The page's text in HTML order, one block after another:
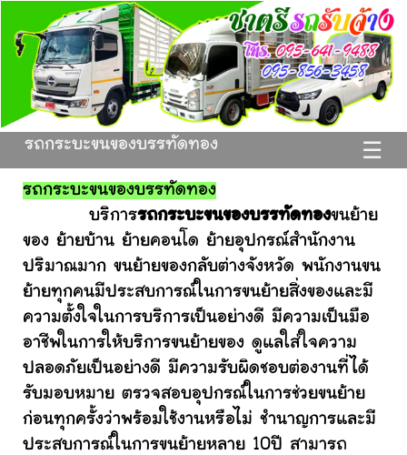
☰
รถกระบะขนของบรรทัดทอง
รถกระบะขนของบรรทัดทอง
บริการรถกระบะขนของบรรทัดทองขนย้าย
ของ ย้ายบ้าน ย้ายคอนโด ย้ายอุปกรณ์สำนักงาน
ปริมาณมาก ขนย้ายของกลับต่างจังหวัด พนักงานขน
ย้ายทุกคนมีประสบการณ์ในการขนย้ายสิ่งของและมี
ความตั้งใจในการบริการเป็นอย่างดี มีความเป็นมือ
อาชีพในการให้บริการขนย้ายของ ดูแลใส่ใจความ
ปลอดภัยเป็นอย่างดี มีความรับผิดชอบต่องานที่ได้
รับมอบหมาย ตรวจสอบอุปกรณ์ในการช่วยขนย้าย
ก่อนทุกครั้งว่าพร้อมใช้งานหรือไม่ ชำนาญการและมี
ประสบการณ์ในการขนย้ายหลาย 10ปี สามารถ